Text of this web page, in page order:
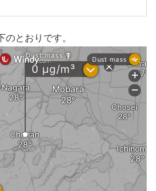
とおりです。